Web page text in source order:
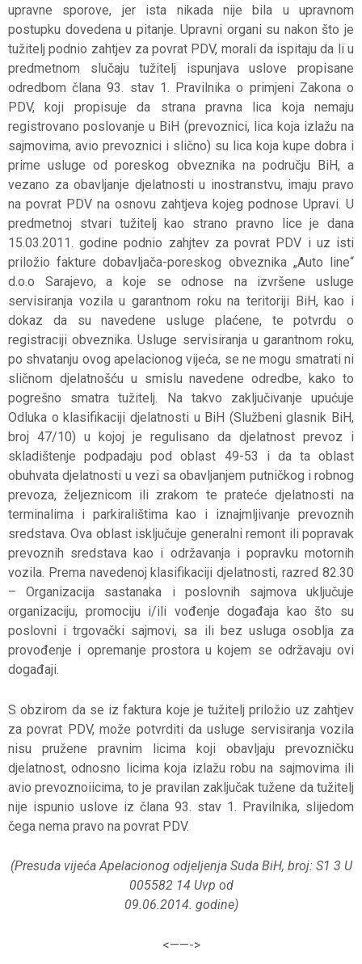
upravne sporove, jer ista nikada nije bila u upravnom
postupku dovedena u pitanje. Upravni organi su nakon što je
tužitelj podnio zahtjev za povrat PDV, morali da ispitaju da li u
predmetnom slučaju tužitelj ispunjava uslove propisane
odredbom člana 93. stav 1. Pravilnika o primjeni Zakona o
PDV, koji propisuje da strana pravna lica koja nemaju
registrovano poslovanje u BiH (prevoznici, lica koja izlažu na
sajmovima, avio prevoznici i slično) su lica koja kupe dobra i
prime usluge od poreskog obveznika na području BiH, a
vezano za obavljanje djelatnosti u inostranstvu, imaju pravo
na povrat PDV na osnovu zahtjeva kojeg podnose Upravi. U
predmetnoj stvari tužitelj kao strano pravno lice je dana
15.03.2011. godine podnio zahjtev za povrat PDV i uz isti
priložio fakture dobavljača-poreskog obveznika „Auto line“
d.o.o Sarajevo, a koje se odnose na izvršene usluge
servisiranja vozila u garantnom roku na teritoriji BiH, kao i
dokaz da su navedene usluge plaćene, te potvrdu o
registraciji obveznika. Usluge servisiranja u garantnom roku,
po shvatanju ovog apelacionog vijeća, se ne mogu smatrati ni
sličnom djelatnošću u smislu navedene odredbe, kako to
pogrešno smatra tužitelj. Na takvo zaključivanje upućuje
Odluka o klasifikaciji djelatnosti u BiH (Službeni glasnik BiH,
broj 47/10) u kojoj je regulisano da djelatnost prevoz i
skladištenje podpadaju pod oblast 49-53 i da ta oblast
obuhvata djelatnosti u vezi sa obavljanjem putničkog i robnog
prevoza, željeznicom ili zrakom te prateće djelatnosti na
terminalima i parkiralištima kao i iznajmljivanje prevoznih
sredstava. Ova oblast isključuje generalni remont ili popravak
prevoznih sredstava kao i održavanja i popravku motornih
vozila. Prema navedenoj klasifikaciji djelatnosti, razred 82.30
– Organizacija sastanaka i poslovnih sajmova uključuje
organizaciju, promociju i/ili vođenje događaja kao što su
poslovni i trgovački sajmovi, sa ili bez usluga osoblja za
provođenje i opremanje prostora u kojem se održavaju ovi
događaji.
S obzirom da se iz faktura koje je tužitelj priložio uz zahtjev
za povrat PDV, može potvrditi da usluge servisiranja vozila
nisu pružene pravnim licima koji obavljaju prevozničku
djelatnost, odnosno licima koja izlažu robu na sajmovima ili
avio prevoznoiicima, to je pravilan zaključak tužene da tužitelj
nije ispunio uslove iz člana 93. stav 1. Pravilnika, slijedom
čega nema pravo na povrat PDV.
(Presuda vijeća Apelacionog odjeljenja Suda BiH, broj: S1 3 U
005582 14 Uvp od
09.06.2014. godine)
<——->